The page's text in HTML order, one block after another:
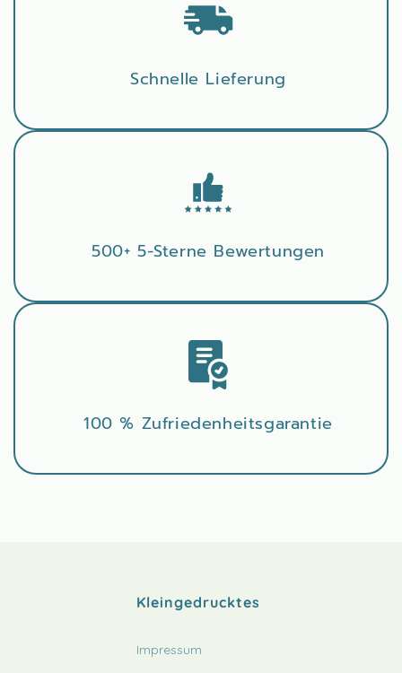
Schnelle Lieferung
500+ 5-Sterne Bewertungen
100 % Zufriedenheitsgarantie
Kleingedrucktes
Impressum